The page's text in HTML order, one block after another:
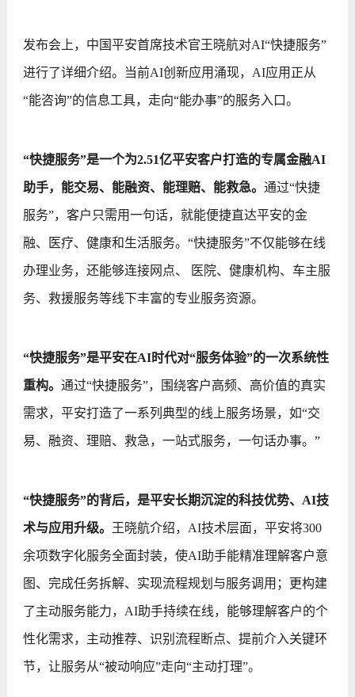
发布会上，中国平安首席技术官王晓航对AI“快捷服务”
进行了详细介绍。当前AI创新应用涌现，AI应用正从
“能咨询”的信息工具，走向“能办事”的服务入口。
“快捷服务”是一个为2.51亿平安客户打造的专属金融AI
助手，能交易、能融资、能理赔、能救急。 通过“快捷
服务”，客户只需用一句话，就能便捷直达平安的金
融、医疗、健康和生活服务。“快捷服务”不仅能够在线
办理业务，还能够连接网点、 医院、健康机构、车主服
务、救援服务等线下丰富的专业服务资源。
“快捷服务”是平安在AI时代对“服务体验”的一次系统性
重构。 通过“快捷服务”，围绕客户高频、高价值的真实
需求，平安打造了一系列典型的线上服务场景，如“交
易、融资、理赔、救急，一站式服务，一句话办事。”
“快捷服务”的背后，是平安长期沉淀的科技优势、AI技
术与应用升级。 王晓航介绍，AI技术层面，平安将300
余项数字化服务全面封装，使AI助手能精准理解客户意
图、完成任务拆解、实现流程规划与服务调用；更构建
了主动服务能力，AI助手持续在线，能够理解客户的个
性化需求，主动推荐、识别流程断点、提前介入关键环
节，让服务从“被动响应”走向“主动打理”。